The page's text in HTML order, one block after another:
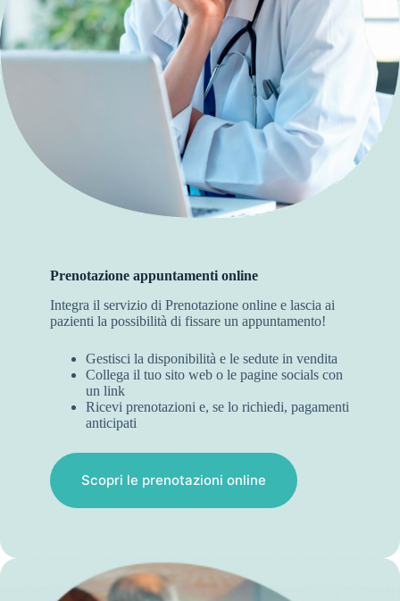
Prenotazione appuntamenti online
Integra il servizio di Prenotazione online e lascia ai
pazienti la possibilità di fissare un appuntamento!
Gestisci la disponibilità e le sedute in vendita
Collega il tuo sito web o le pagine socials con
un link
Ricevi prenotazioni e, se lo richiedi, pagamenti
anticipati
Scopri le prenotazioni online